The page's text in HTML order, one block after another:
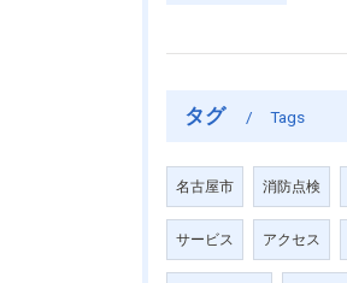
タグ Tags
名古屋市 消防点検
サービス アクセス